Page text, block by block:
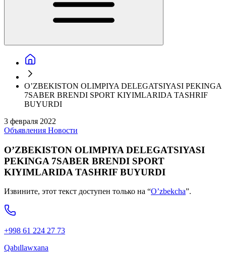
O’ZBEKISTON OLIMPIYA DELEGATSIYASI PEKINGA
7SABER BRENDI SPORT KIYIMLARIDA TASHRIF
BUYURDI
3 февраля 2022
Объявления Новости
O’ZBEKISTON OLIMPIYA DELEGATSIYASI
PEKINGA 7SABER BRENDI SPORT
KIYIMLARIDA TASHRIF BUYURDI
Извините, этот текст доступен только на “O’zbekcha”.
+998 61 224 27 73
Qabıllawxana